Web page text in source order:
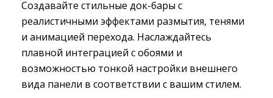
Создавайте стильные док-бары с
реалистичными эффектами размытия, тенями
и анимацией перехода. Наслаждайтесь
плавной интеграцией с обоями и
возможностью тонкой настройки внешнего
вида панели в соответствии с вашим стилем.